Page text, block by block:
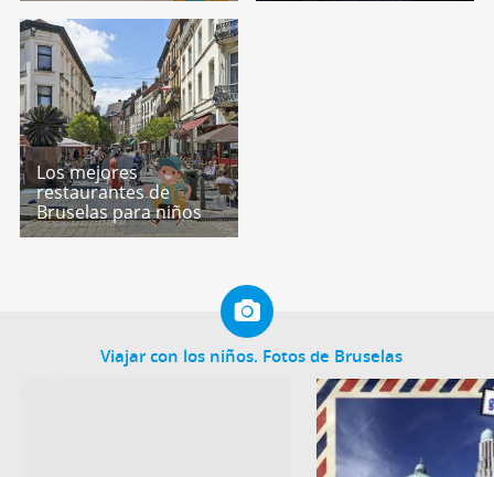
Los mejores
restaurantes de
Bruselas para niños
Viajar con los niños. Fotos de Bruselas